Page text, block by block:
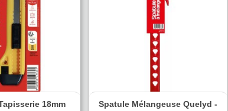
18mm
Spatule Mélangeuse Quelyd -